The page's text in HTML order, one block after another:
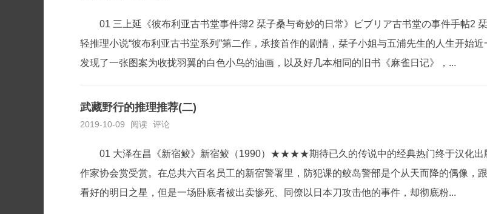
01 三上延《彼布利亚古书堂事件簿2 栞子桑与奇妙的日常》ビブリア古书堂の事件手
轻推理小说“彼布利亚古书堂系列”第二作，承接首作的剧情，栞子小姐与五浦先生的人生开
发现了一张图案为收拢羽翼的白色小鸟的油画，以及好几本相同的旧书《麻雀日记》，...
武藏野行的推理推荐(二)
2019-10-09 阅读 评论
01 大泽在昌《新宿鲛》新宿鲛（1990）★★★★期待已久的传说中的经典热门终于汉化出
作家协会赏受赏。在总共六百名员工的新宿警署里，防犯课的鲛岛警部是个从天而降的偶像，
看好的明日之星，但是一场卧底者被出卖惨死、同僚以日本刀攻击他的事件，却彻底粉...